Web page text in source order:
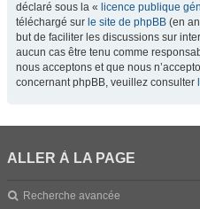
déclaré sous la « licence publique
téléchargé sur le site de phpBB (en
but de faciliter les discussions sur
aucun cas être tenu comme
nous acceptons et que nous
concernant phpBB, veuillez consulter
ALLER À LA PAGE
Recherche avancée